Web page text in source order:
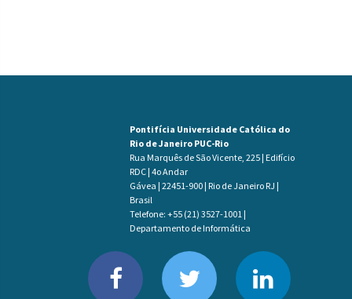
Pontifícia Universidade Católica do
Rio de Janeiro PUC-Rio
Rua Marquês de São Vicente, 225 | Edifício
RDC | 4o Andar
Gávea | 22451-900 | Rio de Janeiro RJ |
Brasil
Telefone: +55 (21) 3527-1001 |
Departamento de Informática